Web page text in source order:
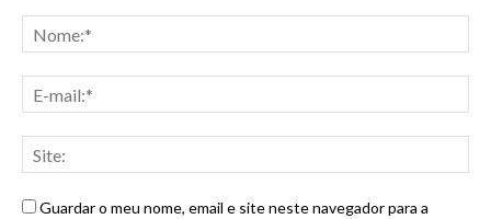
Guardar o meu nome, email e site neste navegador para a